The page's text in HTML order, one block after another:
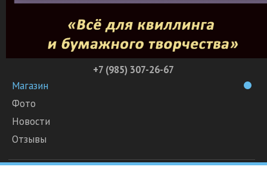
+7 (985) 307-26-67
Магазин
Фото
Новости
Отзывы